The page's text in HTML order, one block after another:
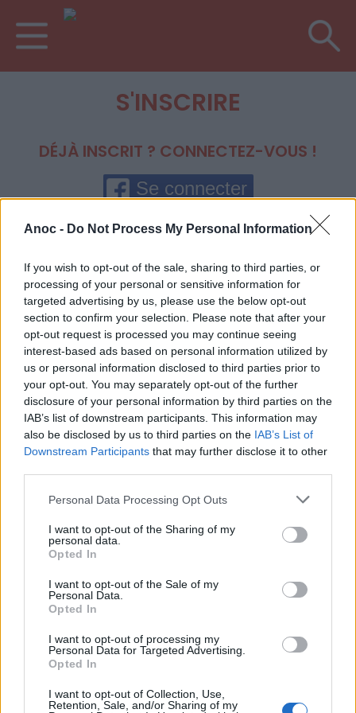
Anoc - Do Not Process My Personal Information
If you wish to opt-out of the sale, sharing to third parties, or
processing of your personal or sensitive information for
targeted advertising by us, please use the below opt-out
section to confirm your selection. Please note that after your
opt-out request is processed you may continue seeing
interest-based ads based on personal information utilized by
us or personal information disclosed to third parties prior to
your opt-out. You may separately opt-out of the further
disclosure of your personal information by third parties on the
IAB’s list of downstream participants. This information may
also be disclosed by us to third parties on the IAB’s List of
Downstream Participants that may further disclose it to other
Personal Data Processing Opt Outs
I want to opt-out of the Sharing of my
personal data.
Opted In
I want to opt-out of the Sale of my
Personal Data.
Opted In
I want to opt-out of processing my
Personal Data for Targeted Advertising.
Opted In
I want to opt-out of Collection, Use,
Retention, Sale, and/or Sharing of my
S'INSCRIRE
DÉJÀ INSCRIT ? CONNECTEZ-VOUS !
Se connecter
Votre mot de passe
Mot de passe oublié ?
Se connecter
PAS ENCORE DE COMPTE ? INSCRIVEZ-VOUS
!
S'inscrire
Inscrivez-vous gratuitement et recevez une fois par semaine
les événements à ne pas manquer, les bons plans, les
nouvelles expos du moment et/ou les idées de sorties pour
les enfants :
Bons plans, événements, famille et enfants
J'ai lu et j'accepte lesConditions d'Utilisation